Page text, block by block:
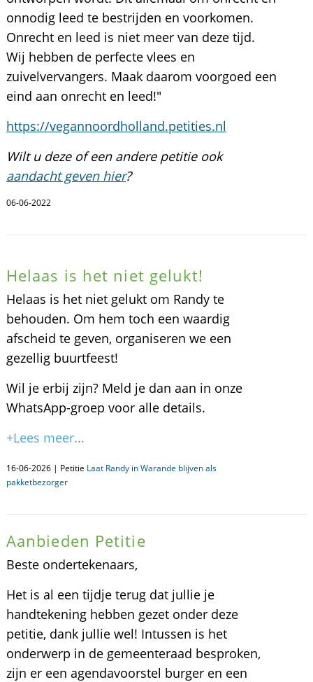
onnodig leed te bestrijden en voorkomen.
Onrecht en leed is niet meer van deze tijd.
Wij hebben de perfecte vlees en
zuivelvervangers. Maak daarom voorgoed een
eind aan onrecht en leed!"
https://vegannoordholland.petities.nl
Wilt u deze of een andere petitie ook
aandacht geven hier?
06-06-2022
Helaas is het niet gelukt!
Helaas is het niet gelukt om Randy te
behouden. Om hem toch een waardig
afscheid te geven, organiseren we een
gezellig buurtfeest!
Wil je erbij zijn? Meld je dan aan in onze
WhatsApp-groep voor alle details.
+Lees meer...
16-06-2026 | Petitie Laat Randy in Warande blijven als
pakketbezorger
Aanbieden Petitie
Beste ondertekenaars,
Het is al een tijdje terug dat jullie je
handtekening hebben gezet onder deze
petitie, dank jullie wel! Intussen is het
onderwerp in de gemeenteraad besproken,
zijn er een agendavoorstel burger en een